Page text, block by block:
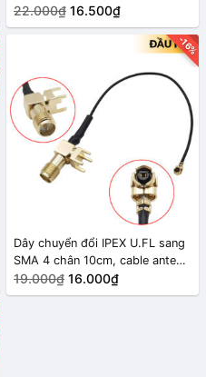
IPX Bluetooth | WiFi | GSM | 4G
| 2.4G - Kim bên trong SMA
22.000₫ 16.500₫
-16%
Dây chuyển đổi IPEX U.FL sang
SMA 4 chân 10cm, cable anten
IPX Bluetooth | WiFi | GSM | 4G
| 2.4G - Kim bên trong SMA
19.000₫ 16.000₫